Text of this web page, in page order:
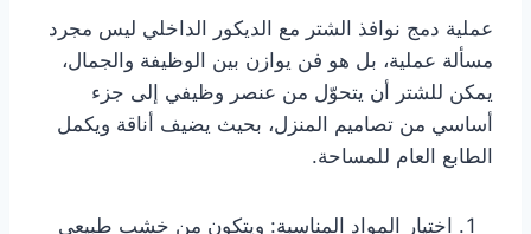
عملية دمج نوافذ الشتر مع الديكور الداخلي ليس مجرد
مسألة عملية، بل هو فن يوازن بين الوظيفة والجمال،
يمكن للشتر أن يتحوّل من عنصر وظيفي إلى جزء
أساسي من تصاميم المنزل، بحيث يضيف أناقة ويكمل
الطابع العام للمساحة.
اختيار المواد المناسبة: ويتكون من خشب طبيعي